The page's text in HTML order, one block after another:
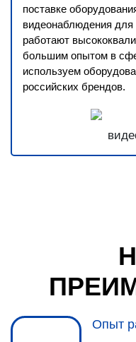
поставке
видеонаблюдения
работают
большим опытом в
используем
российских брендов.
Опыт